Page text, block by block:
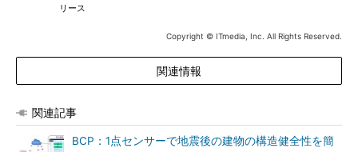
リース
Copyright © ITmedia, Inc. All Rights Reserved.
関連情報
関連記事
BCP：1点センサーで地震後の建物の構造健全性を簡